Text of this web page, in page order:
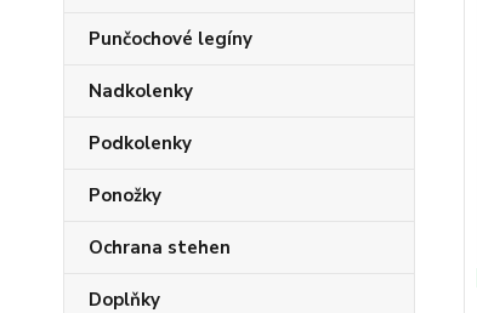
Punčochové legíny
Nadkolenky
Podkolenky
Ponožky
Ochrana stehen
Doplňky